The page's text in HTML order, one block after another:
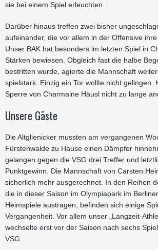
sie bei einem Spiel erleuchten.
Darüber hinaus treffen zwei bisher
aufeinander, die vor allem in der Offensive
Unser BAK hat besonders im letzten Spiel in
Stärken bewiesen. Obgleich fast die halbe
bestritten wurde, agierte die Mannschaft
spielstark. Einzig ein Tor wollte nicht gelingen.
Sperre von Charmaine Häusl nicht zu lange
Unsere Gäste
Die Altglienicker mussten am vergangenen
Fürstenwalde zu Hause einen Dämpfer
gelangen gegen die VSG drei Treffer und
Punktgewinn. Die Mannschaft von Carsten
sicherlich mehr ausgerechnet. In den Reihen
die in dieser Saison im Olympiapark im
Heimspiele austragen, befinden sich einige
Vergangenheit. Vor allem unser „Langzeit-
wechselte erst vor der Saison nach sechs
VSG.